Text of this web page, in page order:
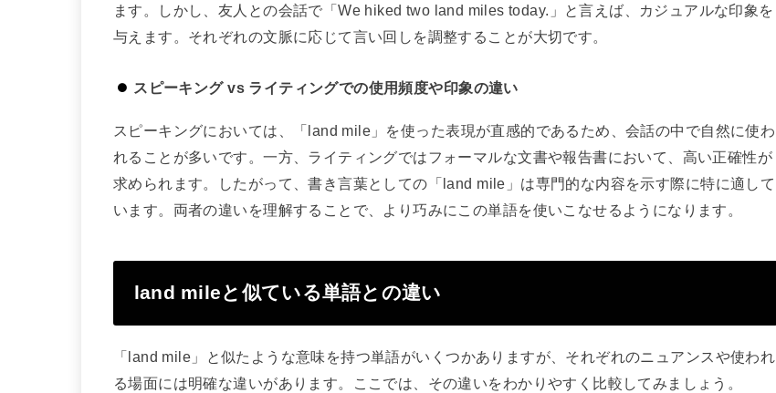
ます。しかし、友人との会話で「We hiked two land miles today.」と言えば、カジュアルな印象を
与えます。それぞれの文脈に応じて言い回しを調整することが大切です。
スピーキング vs ライティングでの使用頻度や印象の違い
スピーキングにおいては、「land mile」を使った表現が直感的であるため、会話の中で自然に使わ
れることが多いです。一方、ライティングではフォーマルな文書や報告書において、高い正確性が
求められます。したがって、書き言葉としての「land mile」は専門的な内容を示す際に特に適して
います。両者の違いを理解することで、より巧みにこの単語を使いこなせるようになります。
land mileと似ている単語との違い
「land mile」と似たような意味を持つ単語がいくつかありますが、それぞれのニュアンスや使われ
る場面には明確な違いがあります。ここでは、その違いをわかりやすく比較してみましょう。